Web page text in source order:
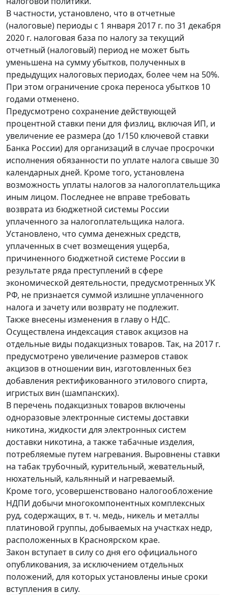
В частности, установлено, что в отчетные
(налоговые) периоды с 1 января 2017 г. по 31 декабря
2020 г. налоговая база по налогу за текущий
отчетный (налоговый) период не может быть
уменьшена на сумму убытков, полученных в
предыдущих налоговых периодах, более чем на 50%.
При этом ограничение срока переноса убытков 10
годами отменено.
Предусмотрено сохранение действующей
процентной ставки пени для физлиц, включая ИП, и
увеличение ее размера (до 1/150 ключевой ставки
Банка России) для организаций в случае просрочки
исполнения обязанности по уплате налога свыше 30
календарных дней. Кроме того, установлена
возможность уплаты налогов за налогоплательщика
иным лицом. Последнее не вправе требовать
возврата из бюджетной системы России
уплаченного за налогоплательщика налога.
Установлено, что сумма денежных средств,
уплаченных в счет возмещения ущерба,
причиненного бюджетной системе России в
результате ряда преступлений в сфере
экономической деятельности, предусмотренных УК
РФ, не признается суммой излишне уплаченного
налога и зачету или возврату не подлежит.
Также внесены изменения в главу о НДС.
Осуществлена индексация ставок акцизов на
отдельные виды подакцизных товаров. Так, на 2017 г.
предусмотрено увеличение размеров ставок
акцизов в отношении вин, изготовленных без
добавления ректификованного этилового спирта,
игристых вин (шампанских).
В перечень подакцизных товаров включены
одноразовые электронные системы доставки
никотина, жидкости для электронных систем
доставки никотина, а также табачные изделия,
потребляемые путем нагревания. Выровнены ставки
на табак трубочный, курительный, жевательный,
нюхательный, кальянный и нагреваемый.
Кроме того, усовершенствовано налогообложение
НДПИ добычи многокомпонентных комплексных
руд, содержащих, в т. ч. медь, никель и металлы
платиновой группы, добываемых на участках недр,
расположенных в Красноярском крае.
Закон вступает в силу со дня его официального
опубликования, за исключением отдельных
положений, для которых установлены иные сроки
вступления в силу.